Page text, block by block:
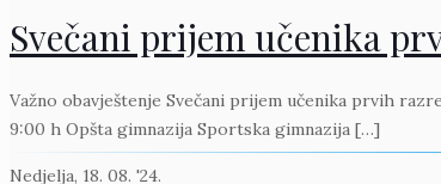
Svečani prijem učenika
Važno obavještenje Svečani prijem učenika prvih
9:00 h Opšta gimnazija Sportska gimnazija […]
Nedjelja, 18. 08. '24.